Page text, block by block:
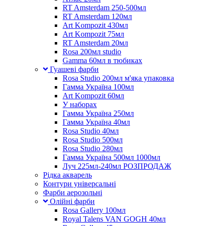
RT Amsterdam 250-500мл
RT Amsterdam 120мл
Art Kompozit 430мл
Art Kompozit 75мл
RT Amsterdam 20мл
Rosa 200мл studio
Gamma 60мл в тюбиках
Гуашеві фарби
Rosa Studio 200мл м'яка упаковка
Гамма Україна 100мл
Art Kompozit 60мл
У наборах
Гамма Україна 250мл
Гамма Україна 40мл
Rosa Studio 40мл
Rosa Studio 500мл
Rosa Studio 280мл
Гамма Україна 500мл 1000мл
Луч 225мл-240мл РОЗПРОДАЖ
Рідка акварель
Контури універсальні
Фарби аерозольні
Олійні фарби
Rosa Gallery 100мл
Royal Talens VAN GOGH 40мл